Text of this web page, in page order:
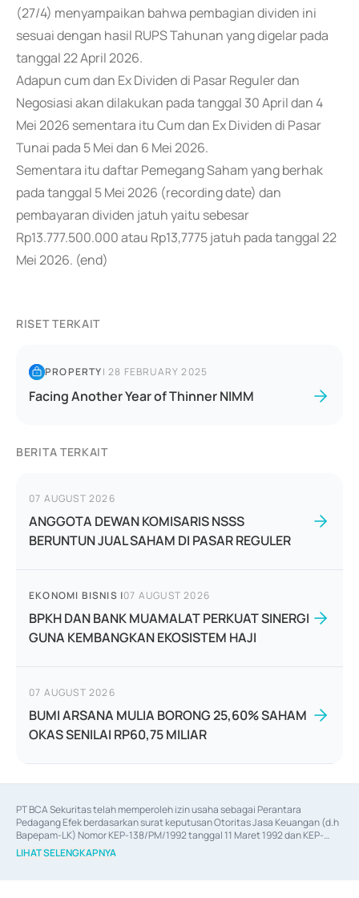
(27/4) menyampaikan bahwa pembagian dividen ini
sesuai dengan hasil RUPS Tahunan yang digelar pada
tanggal 22 April 2026.
Adapun cum dan Ex Dividen di Pasar Reguler dan
Negosiasi akan dilakukan pada tanggal 30 April dan 4
Mei 2026 sementara itu Cum dan Ex Dividen di Pasar
Tunai pada 5 Mei dan 6 Mei 2026.
Sementara itu daftar Pemegang Saham yang berhak
pada tanggal 5 Mei 2026 (recording date) dan
pembayaran dividen jatuh yaitu sebesar
Rp13.777.500.000 atau Rp13,7775 jatuh pada tanggal 22
Mei 2026. (end)
RISET TERKAIT
PROPERTY|28 FEBRUARY 2025
Facing Another Year of Thinner NIMM
BERITA TERKAIT
07 AUGUST 2026
ANGGOTA DEWAN KOMISARIS NSSS
BERUNTUN JUAL SAHAM DI PASAR REGULER
EKONOMI BISNIS |07 AUGUST 2026
BPKH DAN BANK MUAMALAT PERKUAT SINERGI
GUNA KEMBANGKAN EKOSISTEM HAJI
07 AUGUST 2026
BUMI ARSANA MULIA BORONG 25,60% SAHAM
OKAS SENILAI RP60,75 MILIAR
PT BCA Sekuritas telah memperoleh izin usaha sebagai Perantara
Pedagang Efek berdasarkan surat keputusan Otoritas Jasa Keuangan (d.h
Bapepam-LK) Nomor KEP-138/PM/1992 tanggal 11 Maret 1992 dan KEP-
06/D.04/2014 tanggal 28 Februari 2014, izin usaha sebagai Penjamin Emisi
Efek berdasarkan surat keputusan Otoritas Jasa Keuangan Nomor KEP-
LIHAT SELENGKAPNYA